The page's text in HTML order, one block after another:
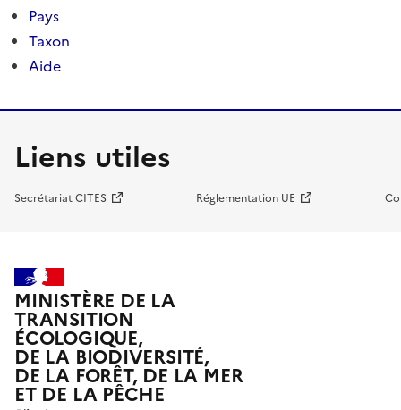
Pays
Taxon
Aide
Liens utiles
Secrétariat CITES Réglementation UE
MINISTÈRE DE LA
TRANSITION
ÉCOLOGIQUE,
DE LA BIODIVERSITÉ,
DE LA FORÊT, DE LA MER
ET DE LA PÊCHE